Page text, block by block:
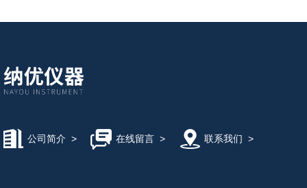
公司简介 > 在线留言> 联系我们 >